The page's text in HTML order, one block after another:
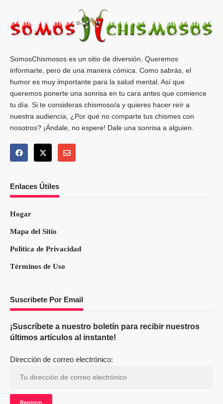
SomosChismosos es un sitio de diversión. Queremos
informarte, pero de una manera cómica. Como sabrás, el
humor es muy importante para la salud mental. Así que
queremos ponerte una sonrisa en tu cara antes que comience
tu día. Si te consideras chismoso/a y quieres hacer reír a
nuestra audiencia, ¿Por qué no comparte tus chismes con
nosotros? ¡Ándale, no espere! Dale una sonrisa a alguien.
Enlaces Útiles
Hogar
Mapa del Sitio
Politica de Privacidad
Términos de Uso
Suscribete Por Email
¡Suscríbete a nuestro boletín para recibir nuestros
últimos artículos al instante!
Dirección de correo electrónico: